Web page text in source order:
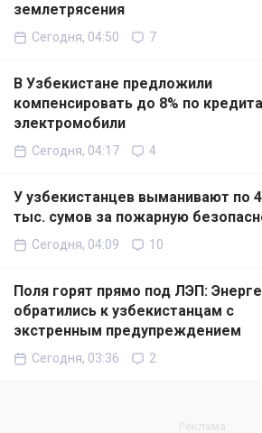
землетрясения
Сегодня, 04:50 7
В Узбекистане предложили
компенсировать до 8% по
электромобили
Сегодня, 04:17 4
У узбекистанцев выманивают по
тыс. сумов за пожарную
Сегодня, 04:09 10
Поля горят прямо под ЛЭП:
обратились к узбекистанцам с
экстренным предупреждением
Сегодня, 03:36 2